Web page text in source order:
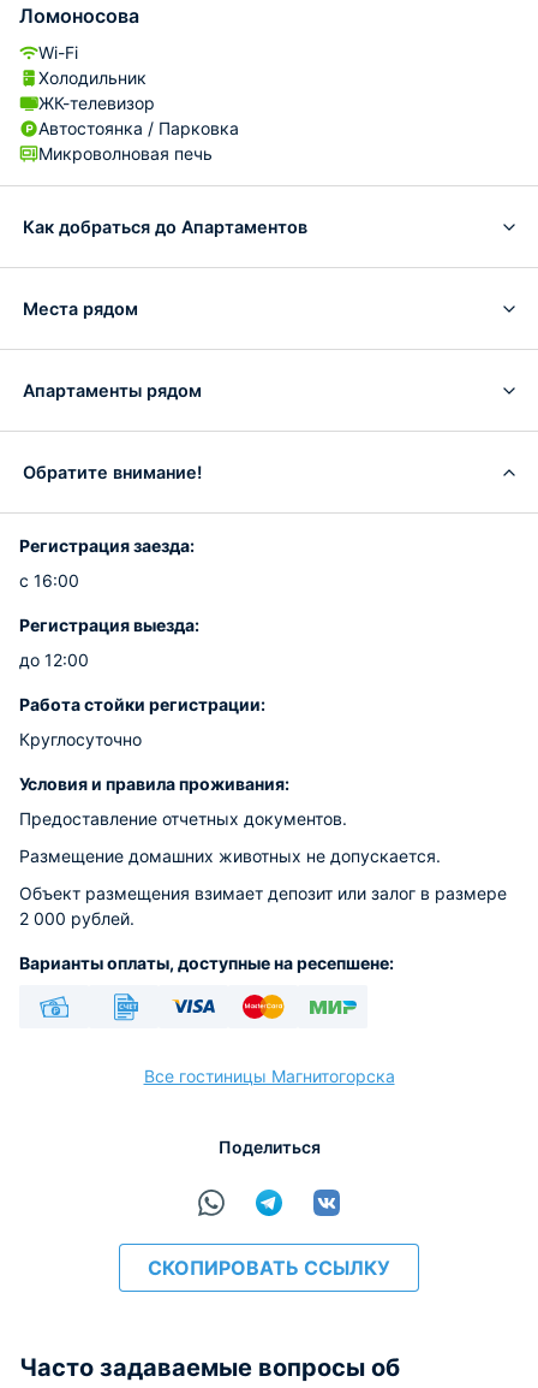
Ломоносова
Wi-Fi
Холодильник
ЖК-телевизор
Автостоянка / Парковка
Микроволновая печь
Как добраться до Апартаментов
Места рядом
Апартаменты рядом
Обратите внимание!
Регистрация заезда:
с 16:00
Регистрация выезда:
до 12:00
Работа стойки регистрации:
Круглосуточно
Условия и правила проживания:
Предоставление отчетных документов.
Размещение домашних животных не допускается.
Объект размещения взимает депозит или залог в размере
2 000 рублей.
Варианты оплаты, доступные на ресепшене:
Все гостиницы Магнитогорска
Поделиться
СКОПИРОВАТЬ ССЫЛКУ
Часто задаваемые вопросы об